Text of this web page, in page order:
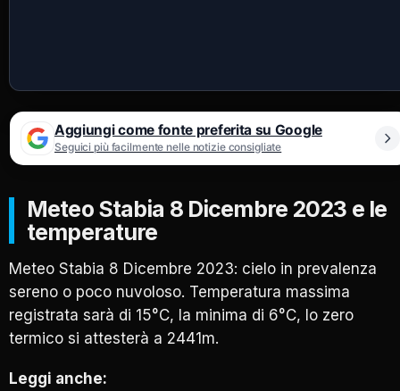
Aggiungi come fonte preferita su Google
Seguici più facilmente nelle notizie consigliate
Meteo Stabia 8 Dicembre 2023 e le
temperature
Meteo Stabia 8 Dicembre 2023: cielo in prevalenza
sereno o poco nuvoloso. Temperatura massima
registrata sarà di 15°C, la minima di 6°C, lo zero
termico si attesterà a 2441m.
Leggi anche: